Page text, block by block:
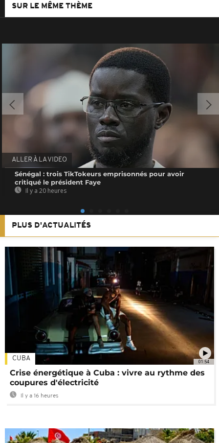
SUR LE MÊME THÈME
ALLER À LA VIDEO
Sénégal : trois TikTokeurs emprisonnés pour avoir
critiqué le président Faye
Il y a 20 heures
PLUS D'ACTUALITÉS
01:54
CUBA
Crise énergétique à Cuba : vivre au rythme des
coupures d'électricité
Il y a 16 heures